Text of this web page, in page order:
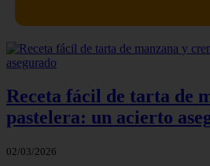
Receta fácil de tarta de
pastelera: un acierto
02/03/2026